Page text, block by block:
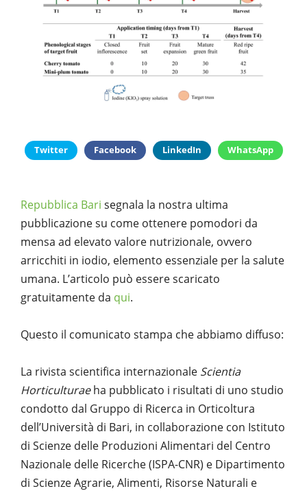
Twitter Facebook LinkedIn WhatsApp
Repubblica Bari segnala la nostra ultima
pubblicazione su come ottenere pomodori da
mensa ad elevato valore nutrizionale, ovvero
arricchiti in iodio, elemento essenziale per la salute
umana. L’articolo può essere scaricato
gratuitamente da qui.
Questo il comunicato stampa che abbiamo diffuso:
La rivista scientifica internazionale Scientia
Horticulturaeha pubblicato i risultati di uno studio
condotto dal Gruppo di Ricerca in Orticoltura
dell’Università di Bari, in collaborazione con Istituto
di Scienze delle Produzioni Alimentari del Centro
Nazionale delle Ricerche (ISPA-CNR) e Dipartimento
di Scienze Agrarie, Alimenti, Risorse Naturali e